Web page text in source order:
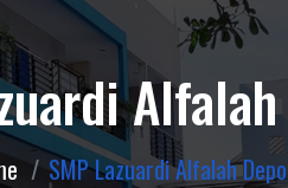
SMP Lazuardi Alfalah